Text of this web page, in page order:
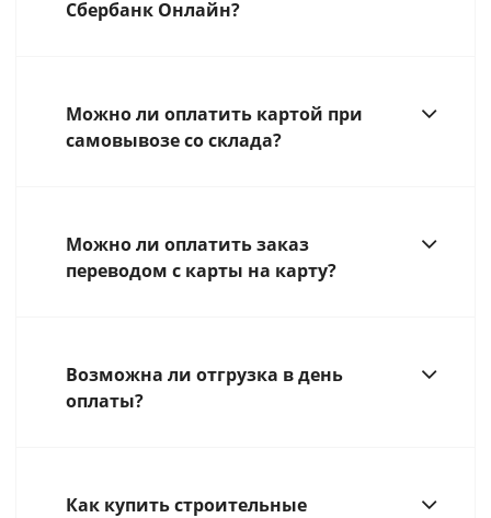
Сбербанк Онлайн?
Можно ли оплатить картой при
самовывозе со склада?
Можно ли оплатить заказ
переводом с карты на карту?
Возможна ли отгрузка в день
оплаты?
Как купить строительные